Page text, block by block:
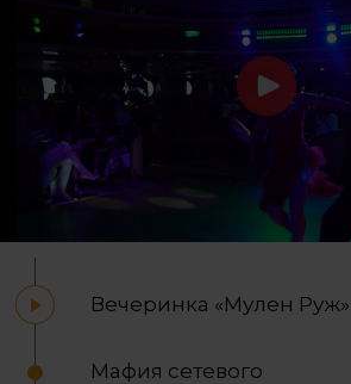
Вечеринка «Мулен Руж»
Мафия сетевого